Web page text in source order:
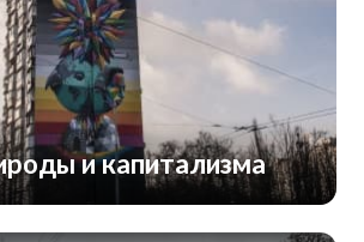
и капитализма